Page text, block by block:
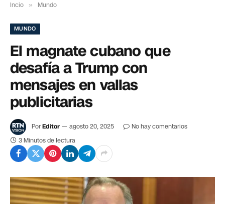
Incio » Mundo
MUNDO
El magnate cubano que
desafía a Trump con
mensajes en vallas
publicitarias
PorEditor agosto 20, 2025
No hay comentarios
3 Minutos de lectura